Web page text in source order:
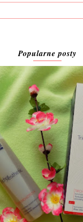
Popularne posty